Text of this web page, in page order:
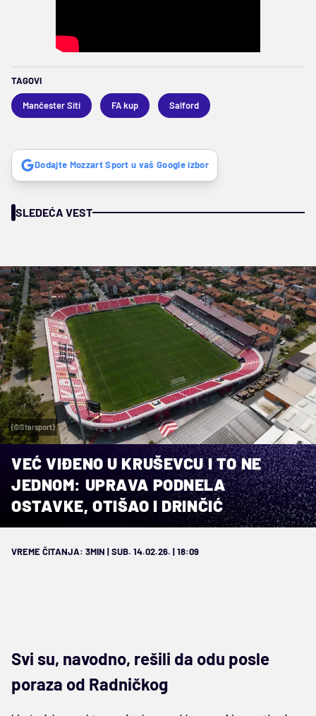
TAGOVI
Mančester Siti FA kup Salford
Dodajte Mozzart Sport u vaš Google izbor
SLEDEĆA VEST
(©Starsport)
VEĆ VIĐENO U KRUŠEVCU I TO NE
JEDNOM: UPRAVA PODNELA
OSTAVKE, OTIŠAO I DRINČIĆ
VREME ČITANJA: 3MIN | SUB. 14.02.26. | 18:09
Svi su, navodno, rešili da odu posle
poraza od Radničkog